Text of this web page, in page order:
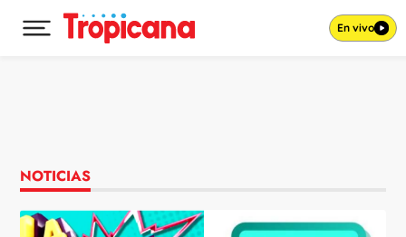
Desplegar menú principal En vivo
NOTICIAS